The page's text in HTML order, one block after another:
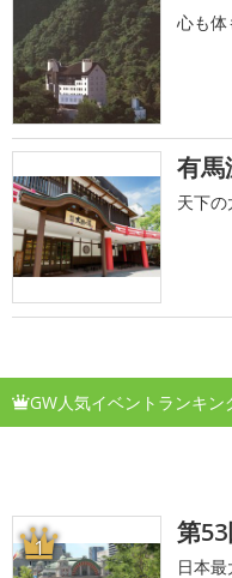
心も
有馬
天下
GW人気イベントランキン
1 第
日本